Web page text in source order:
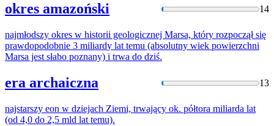
okres amazoński 14
najmłodszy okres w historii geologicznej Marsa, który rozpoczął się
prawdopodobnie 3 miliardy lat temu (absolutny wiek powierzchni
Marsa jest słabo poznany) i trwa do dziś.
era archaiczna 13
najstarszy eon w dziejach Ziemi, trwający ok. półtora miliarda lat
(od 4,0 do 2,5 mld lat temu).